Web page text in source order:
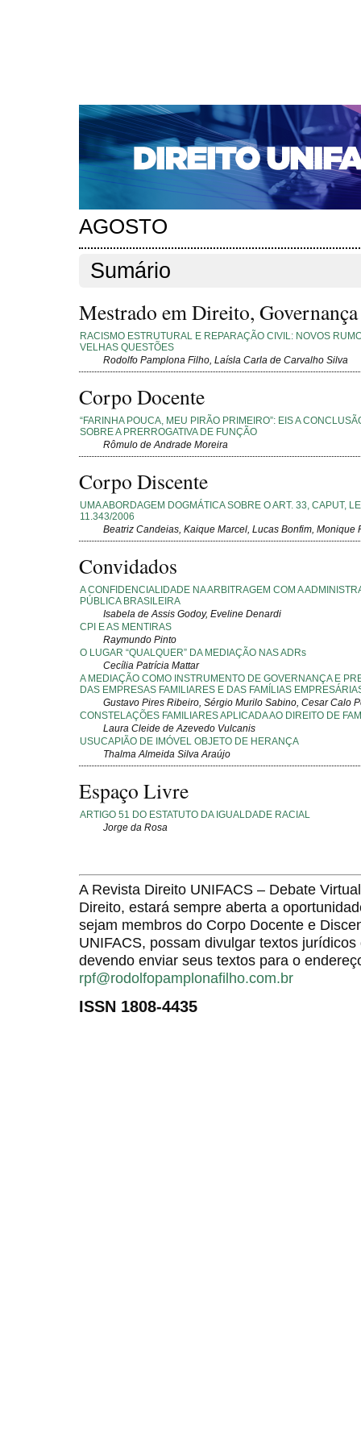
CAPA SOBRE ACESSO CADASTRO
NOTÍCIAS
EDIÇÕES DE Nº 1 A 100 WEBMAIL
Capa>Edições anteriores>n. 254 (2021)
n. 254 (2021)
AGOSTO
Sumário
Mestrado em Direito,
RACISMO ESTRUTURAL E REPARAÇÃO CIVIL: NOVOS
VELHAS QUESTÕES
Rodolfo Pamplona Filho, Laísla Carla de Carvalho Silva
Corpo Docente
“FARINHA POUCA, MEU PIRÃO PRIMEIRO”: EIS A
SOBRE A PRERROGATIVA DE FUNÇÃO
Rômulo de Andrade Moreira
Corpo Discente
UMA ABORDAGEM DOGMÁTICA SOBRE O ART. 33, CAPUT,
11.343/2006
Beatriz Candeias, Kaique Marcel, Lucas Bonfim, Monique
Convidados
A CONFIDENCIALIDADE NA ARBITRAGEM COM A
PÚBLICA BRASILEIRA
Isabela de Assis Godoy, Eveline Denardi
CPI E AS MENTIRAS
Raymundo Pinto
O LUGAR “QUALQUER” DA MEDIAÇÃO NAS ADRs
Cecília Patrícia Mattar
A MEDIAÇÃO COMO INSTRUMENTO DE GOVERNANÇA E
DAS EMPRESAS FAMILIARES E DAS FAMÍLIAS
Gustavo Pires Ribeiro, Sérgio Murilo Sabino, Cesar Calo
CONSTELAÇÕES FAMILIARES APLICADA AO DIREITO DE
Laura Cleide de Azevedo Vulcanis
USUCAPIÃO DE IMÓVEL OBJETO DE HERANÇA
Thalma Almeida Silva Araújo
Espaço Livre
ARTIGO 51 DO ESTATUTO DA IGUALDADE RACIAL
Jorge da Rosa
A Revista Direito UNIFACS – Debate
Direito, estará sempre aberta a
sejam membros do Corpo Docente e
UNIFACS, possam divulgar textos
devendo enviar seus textos para o
rpf@rodolfopamplonafilho.com.br
ISSN 1808-4435